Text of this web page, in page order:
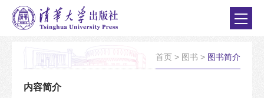
首页 > 图书 > 图书简介
内容简介